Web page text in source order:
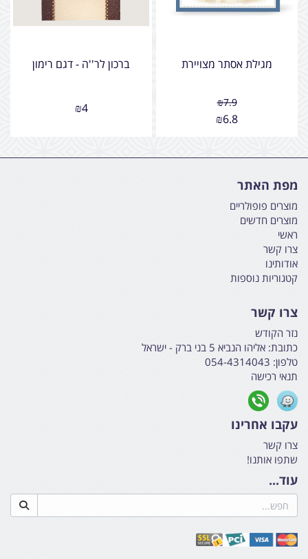
מגילת אסתר מצויירת
₪7.9
₪6.8
ברכון לר''ה - דגם רימון
₪4
מפת האתר
מוצרים פופולריים
מוצרים חדשים
ראשי
צרו קשר
אודותינו
קטגוריות נוספות
צרו קשר
נזר הקודש
כתובת: אליהו הנביא 5 בני ברק - ישראל
טלפון: 054-4314043
תנאי רכישה
עקבו אחרינו
צרו קשר
שתפו אותנו!
עוד...